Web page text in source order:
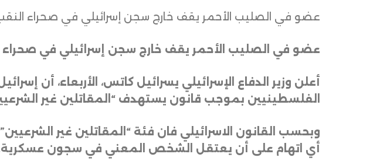
عضو في الصليب الأحمر يقف خارج سجن إسرائيلي في صحراء النقب في 25 يناير/كانون
عضو في الصليب الأحمر يقف خارج سجن إسرائيلي في صحراء النقب في 25 يناير/
أعلن وزير الدفاع الإسرائيلي يسرائيل كاتس، الأربعاء، أن
الفلسطينيين بموجب قانون يستهدف “المقاتلين غير
أي اتهام على أن يعتقل الشخص المعني في سجون عسكرية